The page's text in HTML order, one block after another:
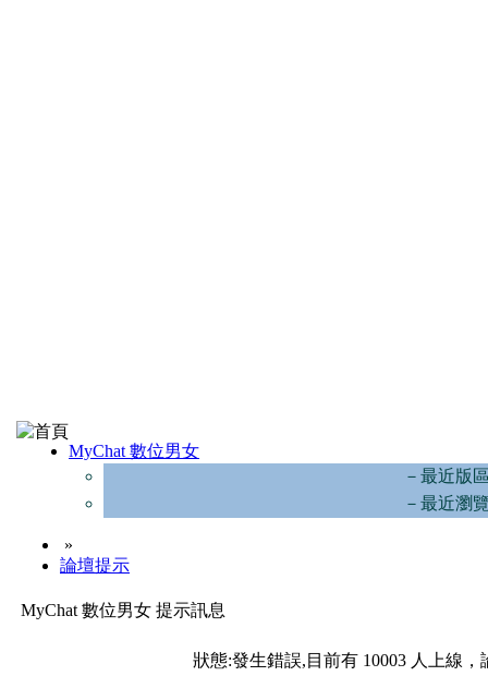
MyChat 數位男女
－最近版
－最近瀏
»
論壇提示
MyChat 數位男女 提示訊息
狀態:發生錯誤,目前有 10003 人上線